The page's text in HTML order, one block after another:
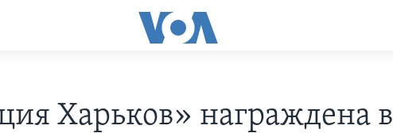
Харьков» награждена в